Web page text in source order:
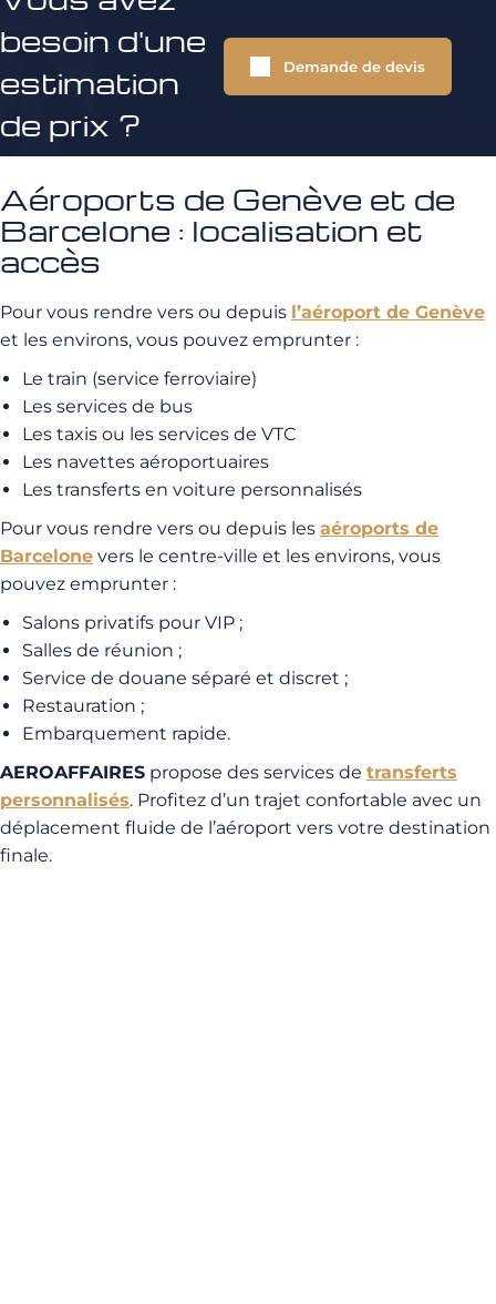
besoin d'une
estimation
de prix ?
Demande de devis
Aéroports de Genève et de
Barcelone : localisation et
accès
Pour vous rendre vers ou depuis l’aéroport de Genève
et les environs, vous pouvez emprunter :
Le train (service ferroviaire)
Les services de bus
Les taxis ou les services de VTC
Les navettes aéroportuaires
Les transferts en voiture personnalisés
Pour vous rendre vers ou depuis les aéroports de
Barcelone vers le centre-ville et les environs, vous
pouvez emprunter :
Salons privatifs pour VIP ;
Salles de réunion ;
Service de douane séparé et discret ;
Restauration ;
Embarquement rapide.
AEROAFFAIRES propose des services de transferts
personnalisés. Profitez d’un trajet confortable avec un
déplacement fluide de l’aéroport vers votre destination
finale.